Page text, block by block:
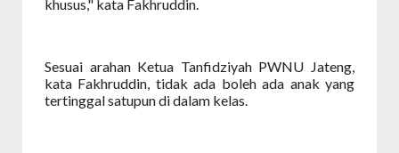
khusus," kata Fakhruddin.
Sesuai arahan Ketua Tanfidziyah PWNU Jateng,
kata Fakhruddin, tidak ada boleh ada anak yang
tertinggal satupun di dalam kelas.